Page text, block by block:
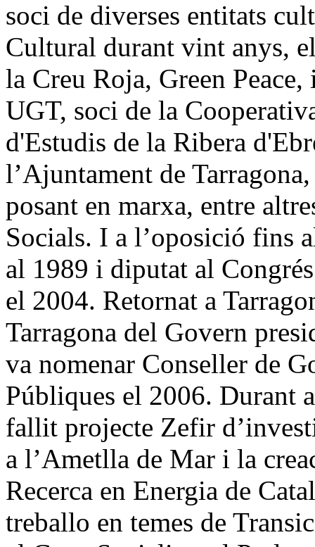
soci de diverses entitats
Cultural durant vint anys,
la Creu Roja, Green
UGT, soci de la
d'Estudis de la Ribera
l’Ajuntament de
posant en marxa, entre
Socials. I a l’oposició fins
al 1989 i diputat al
el 2004. Retornat a
Tarragona del Govern
va nomenar Conseller de
Públiques el 2006. Durant
fallit projecte Zefir
a l’Ametlla de Mar i la
Recerca en Energia de
treballo en temes de